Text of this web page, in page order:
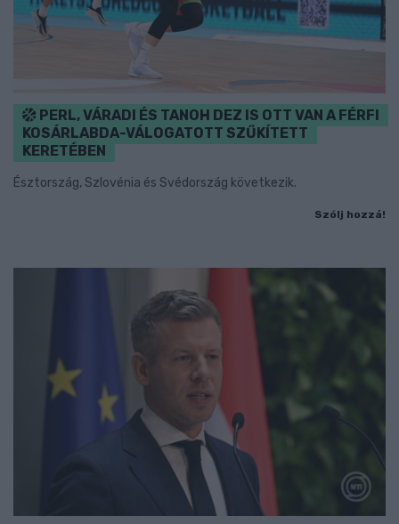
PERL, VÁRADI ÉS TANOH DEZ IS OTT VAN A FÉRFI
KOSÁRLABDA-VÁLOGATOTT SZŰKÍTETT
KERETÉBEN
Észtország, Szlovénia és Svédország következik.
Szólj hozzá!